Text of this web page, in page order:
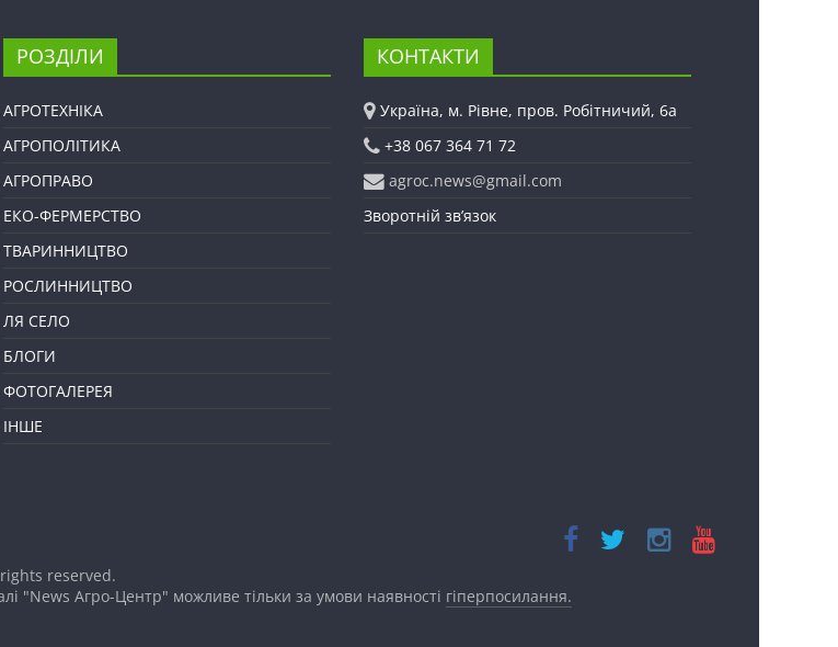
РОЗДІЛИ
АГРОТЕХНІКА
АГРОПОЛІТИКА
АГРОПРАВО
ЕКО-ФЕРМЕРСТВО
ТВАРИННИЦТВО
РОСЛИННИЦТВО
ЛЯ СЕЛО
БЛОГИ
ФОТОГАЛЕРЕЯ
ІНШЕ
КОНТАКТИ
Україна, м. Рівне, пров. Робітничий, 6а
+38 067 364 71 72
agroc.news@gmail.com
Зворотній зв’язок
reserved.
"News Агро-Центр" можливе тільки за умови наявності гіперпосилання.